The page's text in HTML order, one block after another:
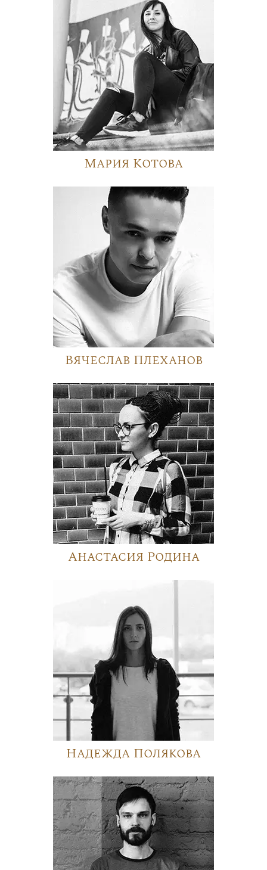
Мария Котова
Вячеслав Плеханов
Анастасия Родина
Надежда Полякова